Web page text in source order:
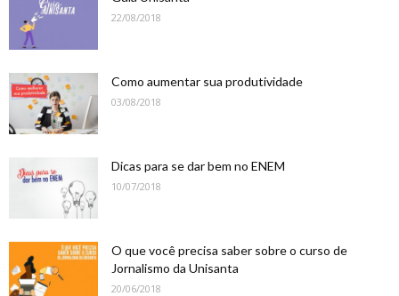
22/08/2018
Como aumentar sua produtividade
03/08/2018
Dicas para se dar bem no ENEM
10/07/2018
O que você precisa saber sobre o curso de
Jornalismo da Unisanta
20/06/2018